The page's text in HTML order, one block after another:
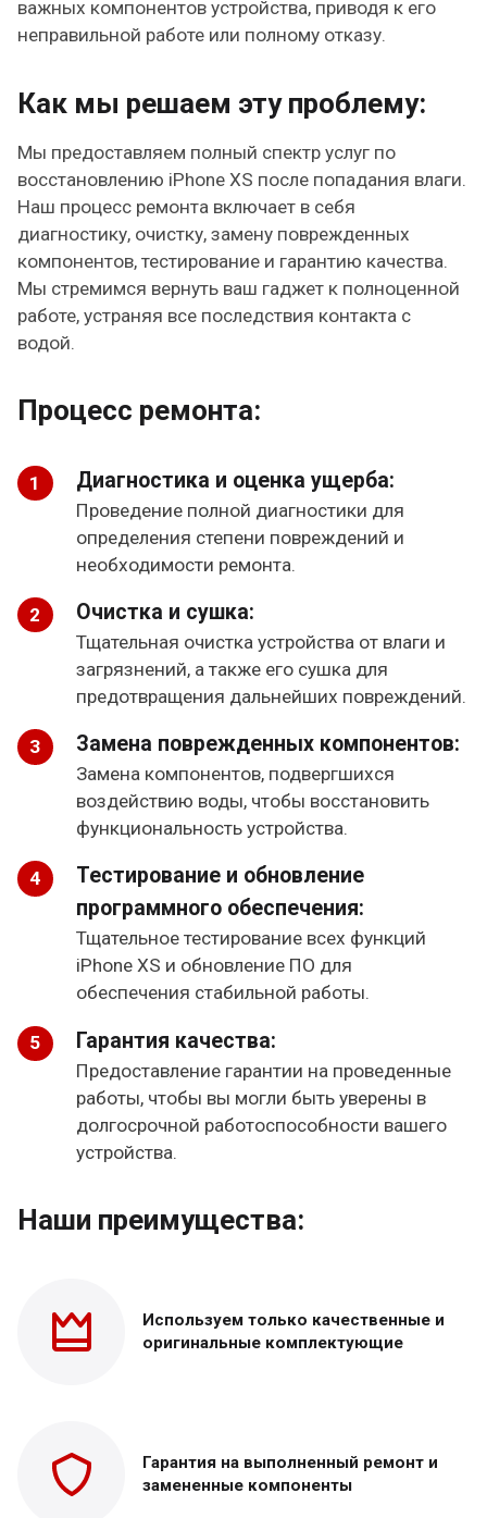
важных компонентов устройства, приводя к его
неправильной работе или полному отказу.
Как мы решаем эту проблему:
Мы предоставляем полный спектр услуг по
восстановлению iPhone XS после попадания влаги.
Наш процесс ремонта включает в себя
диагностику, очистку, замену поврежденных
компонентов, тестирование и гарантию качества.
Мы стремимся вернуть ваш гаджет к полноценной
работе, устраняя все последствия контакта с
водой.
Процесс ремонта:
Диагностика и оценка ущерба:
Проведение полной диагностики для
определения степени повреждений и
необходимости ремонта.
Очистка и сушка:
Тщательная очистка устройства от влаги и
загрязнений, а также его сушка для
предотвращения дальнейших повреждений.
Замена поврежденных компонентов:
Замена компонентов, подвергшихся
воздействию воды, чтобы восстановить
функциональность устройства.
Тестирование и обновление
программного обеспечения:
Тщательное тестирование всех функций
iPhone XS и обновление ПО для
обеспечения стабильной работы.
Гарантия качества:
Предоставление гарантии на проведенные
работы, чтобы вы могли быть уверены в
долгосрочной работоспособности вашего
устройства.
Наши преимущества:
Используем только качественные и
оригинальные комплектующие
Гарантия на выполненный ремонт и
замененные компоненты